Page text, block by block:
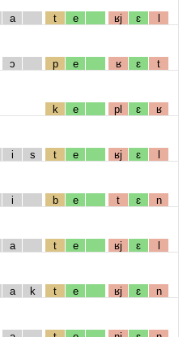
a t e ʁj ɛ l
ɔ p e ʁ ɛ t
k e pl ɛ ʁ
i s t e ʁj ɛ l
i b e t ɛ n
a t e ʁj ɛ l
a k t e ʁj ɛ n